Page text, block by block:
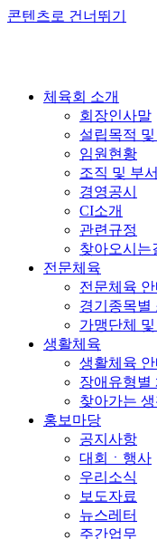
콘텐츠로 건너뛰기
체육회 소개
회장인사말
설립목적
임원현황
조직 및 부
경영공시
CI소개
관련규정
찾아오시는
전문체육
전문체육 안
경기종목별
가맹단체 및
생활체육
생활체육 안
장애유형별
찾아가는
홍보마당
공지사항
대회ㆍ행사
우리소식
보도자료
뉴스레터
주간업무